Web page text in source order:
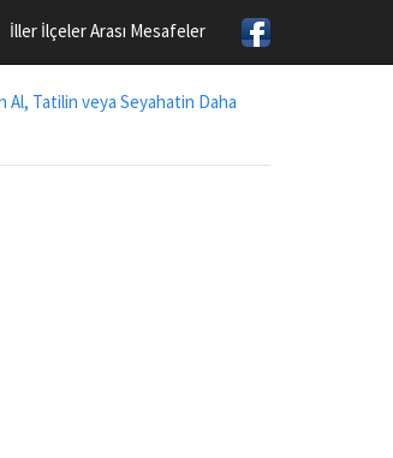
İller İlçeler Arası Mesafeler
Al, Tatilin veya Seyahatin Daha